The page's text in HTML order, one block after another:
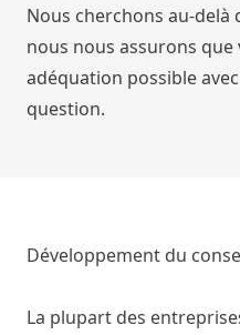
Nous cherchons au-delà
nous nous assurons
adéquation possible
question.
Développement du
La plupart des